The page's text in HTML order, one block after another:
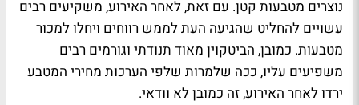
נוצרים מטבעות קטן. עם זאת, לאחר האירוע, משקיעים רבים
עשויים להחליט שהגיעה העת לממש רווחים ויחלו למכור
מטבעות. כמובן, הביטקוין מאוד תנודתי וגורמים רבים
משפיעים עליו, ככה שלמרות שלפי הערכות מחירי המטבע
ירדו לאחר האירוע, זה כמובן לא וודאי.